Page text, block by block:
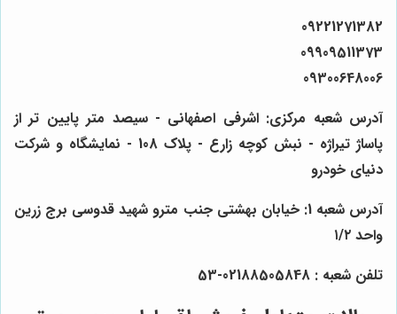
09221271382
09909511373
09300648006
آدرس شعبه مرکزی: اشرفی اصفهانی - سیصد متر پایین تر از
پاساژ تیراژه - نبش کوچه زارع - پلاک 108 - نمایشگاه و شرکت
دنیای خودرو
آدرس شعبه 1: خیابان بهشتی جنب مترو شهید قدوسی برج زرین
واحد ۱/۲
تلفن شعبه : 02188505848-53